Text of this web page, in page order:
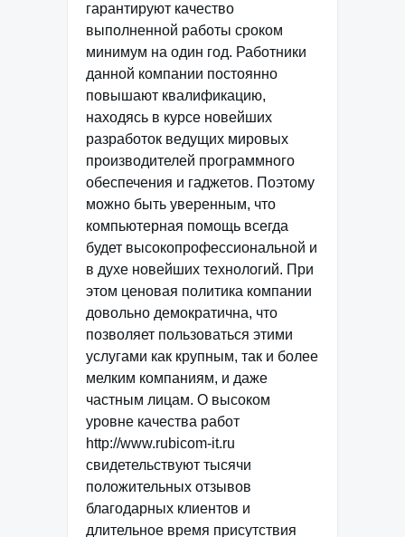
гарантируют качество
выполненной работы сроком
минимум на один год. Работники
данной компании постоянно
повышают квалификацию,
находясь в курсе новейших
разработок ведущих мировых
производителей программного
обеспечения и гаджетов. Поэтому
можно быть уверенным, что
компьютерная помощь всегда
будет высокопрофессиональной и
в духе новейших технологий. При
этом ценовая политика компании
довольно демократична, что
позволяет пользоваться этими
услугами как крупным, так и более
мелким компаниям, и даже
частным лицам. О высоком
уровне качества работ
http://www.rubicom-it.ru
свидетельствуют тысячи
положительных отзывов
благодарных клиентов и
длительное время присутствия